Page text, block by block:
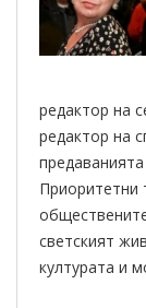
редактор на
редактор на
Приоритетни
светският
културата и